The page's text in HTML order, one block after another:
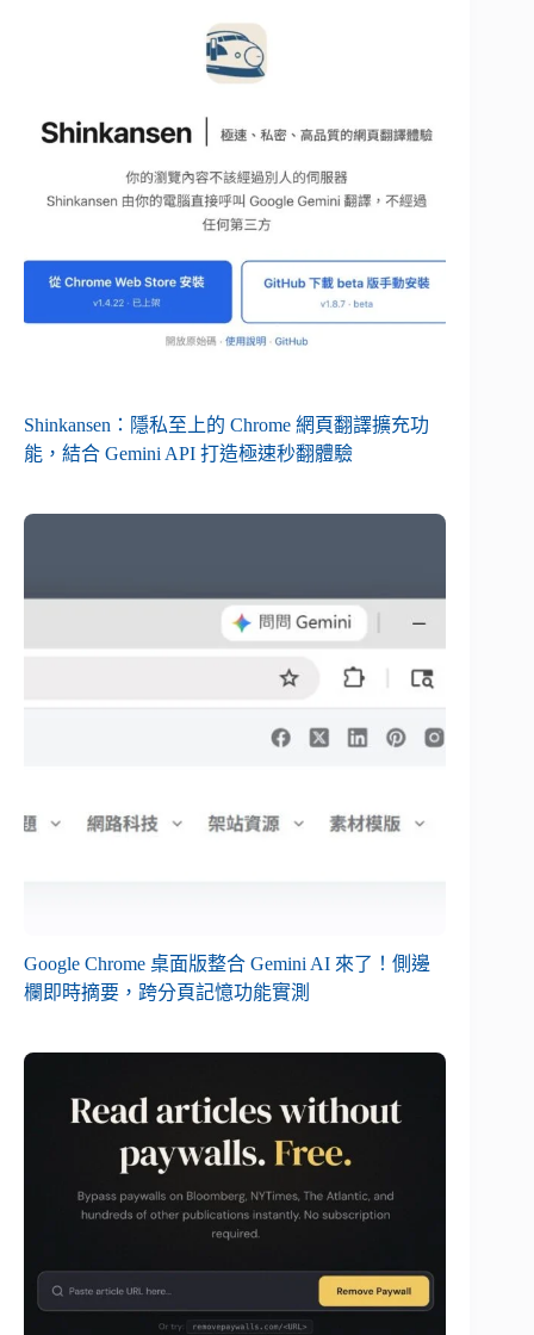
Shinkansen：隱私至上的 Chrome 網頁翻譯擴充功
能，結合 Gemini API 打造極速秒翻體驗
Google Chrome 桌面版整合 Gemini AI 來了！側邊
欄即時摘要，跨分頁記憶功能實測